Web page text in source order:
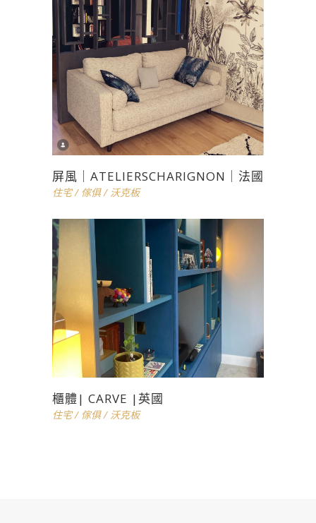
屏風｜ATELIERSCHARIGNON｜法國
住宅/ 傢俱/ 沃克板
櫃體| CARVE |英國
住宅/ 傢俱/ 沃克板